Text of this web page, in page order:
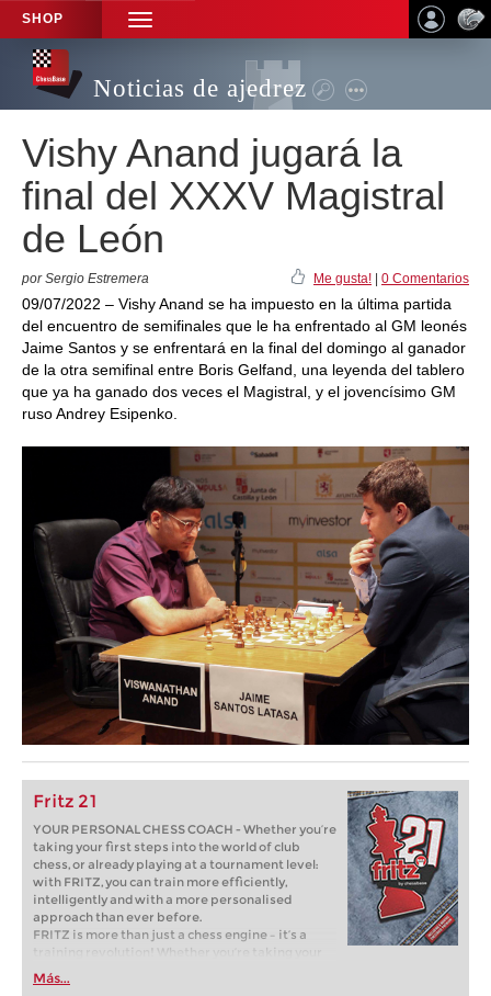
SHOP
TOGGLE
NAVIGATION
Noticias de ajedrez
Vishy Anand jugará la
final del XXXV Magistral
de León
por Sergio Estremera Me gusta! 0 Comentarios
09/07/2022 – Vishy Anand se ha impuesto en la última partida
del encuentro de semifinales que le ha enfrentado al GM leonés
Jaime Santos y se enfrentará en la final del domingo al ganador
de la otra semifinal entre Boris Gelfand, una leyenda del tablero
que ya ha ganado dos veces el Magistral, y el jovencísimo GM
ruso Andrey Esipenko.
Fritz 21
YOUR PERSONAL CHESS COACH - Whether you’re
taking your first steps into the world of club
chess, or already playing at a tournament level:
with FRITZ, you can train more efficiently,
intelligently and with a more personalised
approach than ever before.
FRITZ is more than just a chess engine – it’s a
training revolution! Whether you’re taking your
first steps into the world of club chess, or already
playing at a tournament level: with FRITZ, you can
Más...